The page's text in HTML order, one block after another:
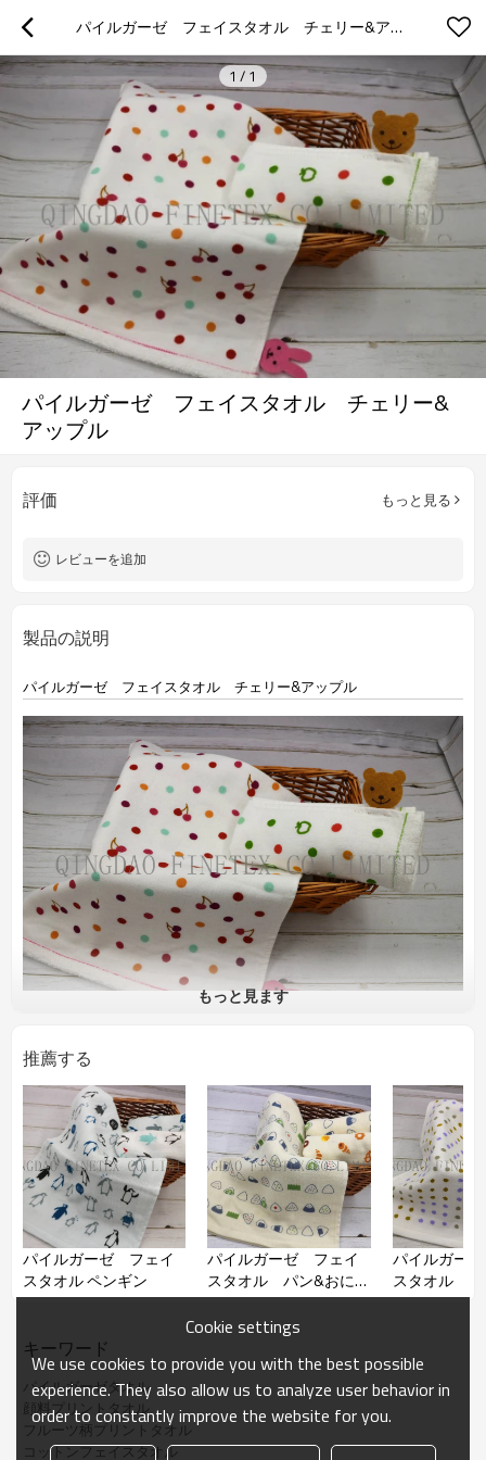
パイルガーゼ　フェイスタオル　チェリー&アップル
1 / 1
パイルガーゼ フェイスタオル チェリー&
アップル
評価 もっと見る
レビューを追加
製品の説明
パイルガーゼ フェイスタオル チェリー&アップル
加工
材質
綿100％
サイズ
約34*80cm
コメント
表はガーゼ、裏はパイルだから吸水性は抜群
で、毛羽落ちしにくく、糸くずがつきにくいで
薄手で通気性が良いから乾きも早いです。
顔料プリントなので、人気のあるカラー、柄や
デザインに素早く対応できます。
サイズ、柄などご希望より作れます。OEM可能
もっと見ます
推薦する
パイルガーゼ フェイ
スタオル ペンギン
パイルガーゼ フェイ
スタオル パン&おにぎ
り
パイルガー
スタオル 豆
キーワード
パイルガーゼタオル
顔料プリントタオル
フルーツ柄プリントタオル
コットンフェイスタオル
Cookie settings
We use cookies to provide you with the best possible
experience. They also allow us to analyze user behavior in
order to constantly improve the website for you.